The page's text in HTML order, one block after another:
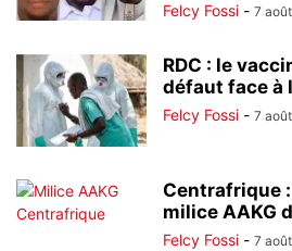
Felcy Fossi - 7
RDC : le
défaut face à
Felcy Fossi - 7
Centrafrique
milice AAKG
Felcy Fossi - 7